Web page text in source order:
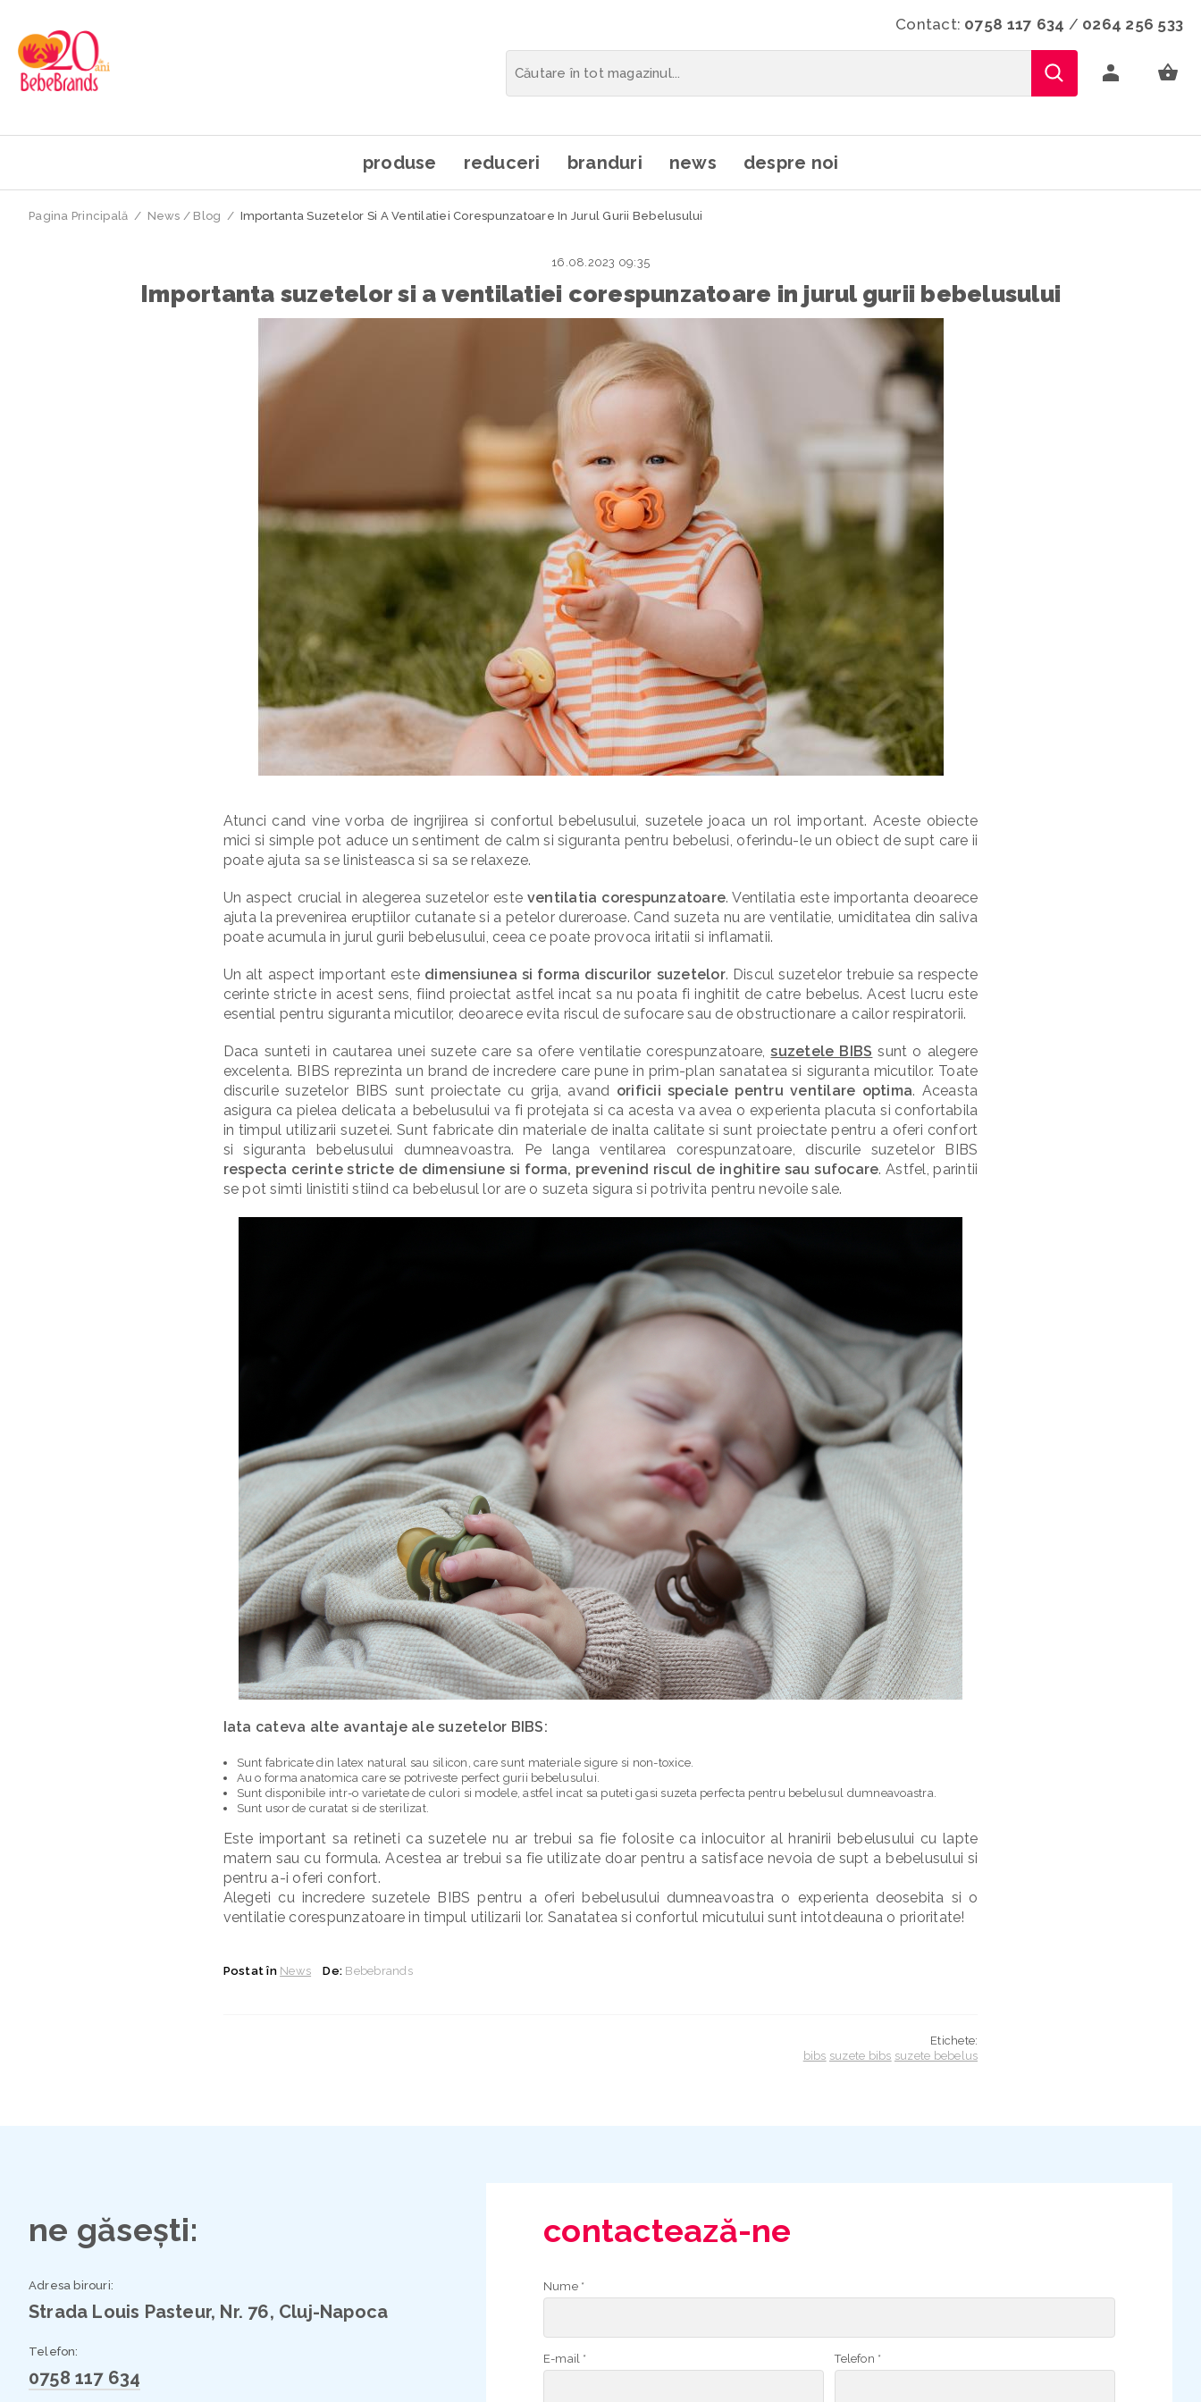
Contact: 0758 117 634 / 0264 256 533
produse reduceri branduri news despre noi
Pagina Principală / News / Blog / Importanta Suzetelor Si A Ventilatiei Corespunzatoare In Jurul Gurii Bebelusului
Importanta suzetelor si a ventilatiei corespunzatoare in jurul gurii bebelusului
16.08.2023 09:35
Atunci cand vine vorba de ingrijirea si confortul bebelusului, suzetele joaca un rol important. Aceste obiecte
mici si simple pot aduce un sentiment de calm si siguranta pentru bebelusi, oferindu-le un obiect de supt care ii
poate ajuta sa se linisteasca si sa se relaxeze.
Un aspect crucial in alegerea suzetelor este ventilatia corespunzatoare. Ventilatia este importanta deoarece
ajuta la prevenirea eruptiilor cutanate si a petelor dureroase. Cand suzeta nu are ventilatie, umiditatea din saliva
poate acumula in jurul gurii bebelusului, ceea ce poate provoca iritatii si inflamatii.
Un alt aspect important este dimensiunea si forma discurilor suzetelor. Discul suzetelor trebuie sa respecte
cerinte stricte in acest sens, fiind proiectat astfel incat sa nu poata fi inghitit de catre bebelus. Acest lucru este
esential pentru siguranta micutilor, deoarece evita riscul de sufocare sau de obstructionare a cailor respiratorii.
Daca sunteti in cautarea unei suzete care sa ofere ventilatie corespunzatoare,suzetele BIBS sunt o alegere
excelenta. BIBS reprezinta un brand de incredere care pune in prim-plan sanatatea si siguranta micutilor. Toate
discurile suzetelor BIBS sunt proiectate cu grija, avand orificii speciale pentru ventilare optima. Aceasta
asigura ca pielea delicata a bebelusului va fi protejata si ca acesta va avea o experienta placuta si confortabila
in timpul utilizarii suzetei. Sunt fabricate din materiale de inalta calitate si sunt proiectate pentru a oferi confort
si siguranta bebelusului dumneavoastra. Pe langa ventilarea corespunzatoare, discurile suzetelor BIBS
respecta cerinte stricte de dimensiune si forma, prevenind riscul de inghitire sau sufocare. Astfel, parintii
se pot simti linistiti stiind ca bebelusul lor are o suzeta sigura si potrivita pentru nevoile sale.
Iata cateva alte avantaje ale suzetelor BIBS:
Sunt fabricate din latex natural sau silicon, care sunt materiale sigure si non-toxice.
Au o forma anatomica care se potriveste perfect gurii bebelusului.
Sunt disponibile intr-o varietate de culori si modele, astfel incat sa puteti gasi suzeta perfecta pentru bebelusul dumneavoastra.
Sunt usor de curatat si de sterilizat.
Este important sa retineti ca suzetele nu ar trebui sa fie folosite ca inlocuitor al hranirii bebelusului cu lapte
matern sau cu formula. Acestea ar trebui sa fie utilizate doar pentru a satisface nevoia de supt a bebelusului si
pentru a-i oferi confort.
Alegeti cu incredere suzetele BIBS pentru a oferi bebelusului dumneavoastra o experienta deosebita si o
ventilatie corespunzatoare in timpul utilizarii lor. Sanatatea si confortul micutului sunt intotdeauna o prioritate!
Postat în News De: Bebebrands
Etichete:
bibs suzete bibs suzete bebelus
ne găsești:
Adresa birouri:
Strada Louis Pasteur, Nr. 76, Cluj-Napoca
Telefon:
0758 117 634
contactează-ne
Nume *
E-mail * Telefon *